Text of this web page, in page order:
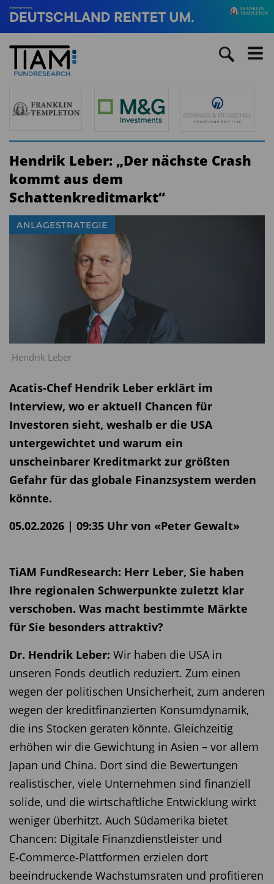
Hendrik Leber: „Der nächste Crash
kommt aus dem
Schattenkreditmarkt“
Hendrik Leber
ANLAGESTRATEGIE
Acatis-Chef Hendrik Leber erklärt im
Interview, wo er aktuell Chancen für
Investoren sieht, weshalb er die USA
untergewichtet und warum ein
unscheinbarer Kreditmarkt zur größten
Gefahr für das globale Finanzsystem werden
könnte.
05.02.2026 | 09:35 Uhr von «Peter Gewalt»
TiAM FundResearch: Herr Leber, Sie haben
Ihre regionalen Schwerpunkte zuletzt klar
verschoben. Was macht bestimmte Märkte
für Sie besonders attraktiv?
Dr. Hendrik Leber: Wir haben die USA in
unseren Fonds deutlich reduziert. Zum einen
wegen der politischen Unsicherheit, zum anderen
wegen der kreditfinanzierten Konsumdynamik,
die ins Stocken geraten könnte. Gleichzeitig
erhöhen wir die Gewichtung in Asien – vor allem
Japan und China. Dort sind die Bewertungen
realistischer, viele Unternehmen sind finanziell
solide, und die wirtschaftliche Entwicklung wirkt
weniger überhitzt. Auch Südamerika bietet
Chancen: Digitale Finanzdienstleister und
E‑Commerce‑Plattformen erzielen dort
beeindruckende Wachstumsraten und profitieren